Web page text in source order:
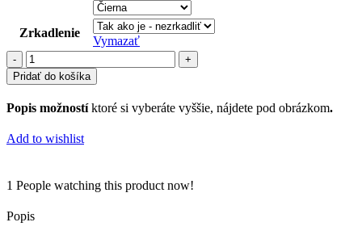
Zrkadlenie
Vymazať
množstvo
psi
(85)
Pridať do košíka
Popis možnostíktoré si vyberáte vyššie, nájdete pod obrázkom.
Add to wishlist
1 People watching this product now!
Popis